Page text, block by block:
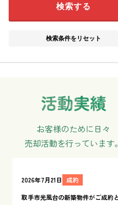
検索条件をリセット
お客様のために日々
売却活動を行っています。